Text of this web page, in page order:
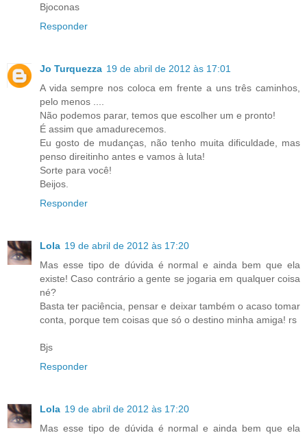
Bjoconas
Responder
Jo Turquezza 19 de abril de 2012 às 17:01
A vida sempre nos coloca em frente a uns três caminhos,
pelo menos ....
Não podemos parar, temos que escolher um e pronto!
É assim que amadurecemos.
Eu gosto de mudanças, não tenho muita dificuldade, mas
penso direitinho antes e vamos à luta!
Sorte para você!
Beijos.
Responder
Lola 19 de abril de 2012 às 17:20
Mas esse tipo de dúvida é normal e ainda bem que ela
existe! Caso contrário a gente se jogaria em qualquer coisa
né?
Basta ter paciência, pensar e deixar também o acaso tomar
conta, porque tem coisas que só o destino minha amiga! rs
Bjs
Responder
Lola 19 de abril de 2012 às 17:20
Mas esse tipo de dúvida é normal e ainda bem que ela